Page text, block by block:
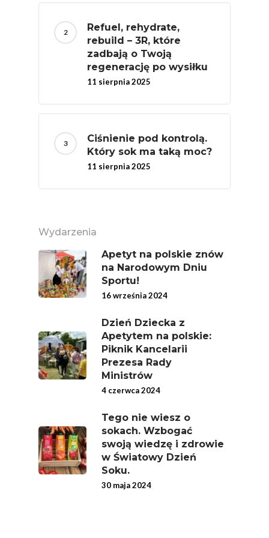
Refuel, rehydrate,
rebuild – 3R, które
zadbają o Twoją
regenerację po wysiłku
11 sierpnia 2025
Ciśnienie pod kontrolą.
Który sok ma taką moc?
11 sierpnia 2025
Wydarzenia
Apetyt na polskie znów
na Narodowym Dniu
Sportu!
16 września 2024
Dzień Dziecka z
Apetytem na polskie:
Piknik Kancelarii
Prezesa Rady
Ministrów
4 czerwca 2024
Tego nie wiesz o
sokach. Wzbogać
swoją wiedzę i zdrowie
w Światowy Dzień
Soku.
30 maja 2024
Związków
Rolnych – Ziemniaki
Jedz Owoce I
Skrywa!
Ziemniak
Warzywa – To Na
Świetnie Wpływa
Warzywa I Owoce
Good Move
Związek Zawodowy
Rolników Ojczyzna
Wydarzenia
Badania